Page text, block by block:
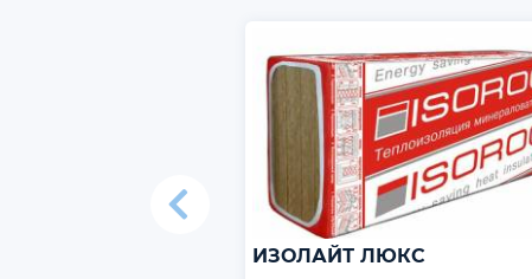
ИЗОЛАЙТ ЛЮКС